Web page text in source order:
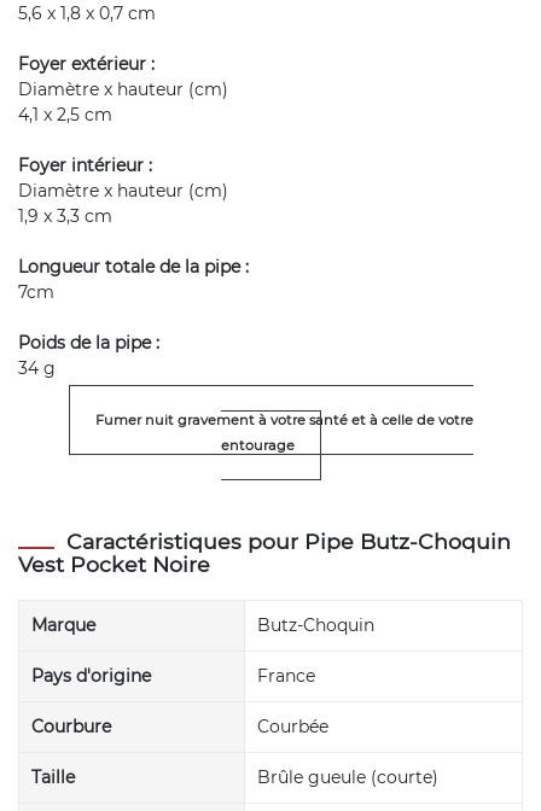
5,6 x 1,8 x 0,7 cm
Foyer extérieur :
Diamètre x hauteur (cm)
4,1 x 2,5 cm
Foyer intérieur :
Diamètre x hauteur (cm)
1,9 x 3,3 cm
Longueur totale de la pipe :
7cm
Poids de la pipe :
34 g
Fumer nuit gravement à votre santé et à celle de votre
entourage
Caractéristiques pour Pipe Butz-Choquin
Vest Pocket Noire
Marque Butz-Choquin
Pays d'origine France
Courbure Courbée
Taille Brûle gueule (courte)